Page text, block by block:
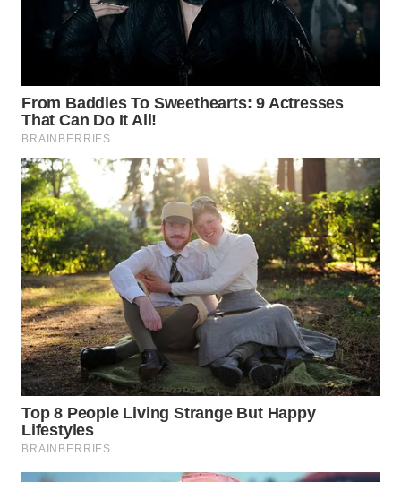
WN
SULUT
WN
MALUKU
WN
MALUT
WN
DAIRI
WN
DANAU
TOBA
WN
NIAS
WN
LANGKAT